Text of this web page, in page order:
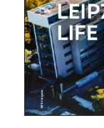
E-
Mail
(erforderlich)